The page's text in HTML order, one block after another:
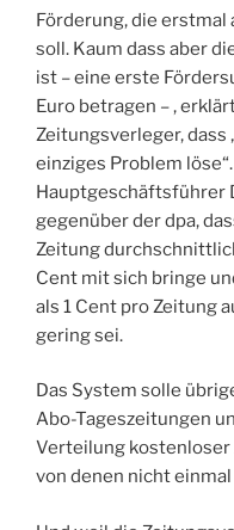
Förderung, die erstmal
soll. Kaum dass aber
ist – eine erste
Euro betragen – ,
Zeitungsverleger, dass
einziges Problem
Hauptgeschäftsführer
gegenüber der dpa,
Zeitung
Cent mit sich bringe
als 1 Cent pro Zeitung
gering sei.
Das System solle
Abo-Tageszeitungen
Verteilung
von denen nicht